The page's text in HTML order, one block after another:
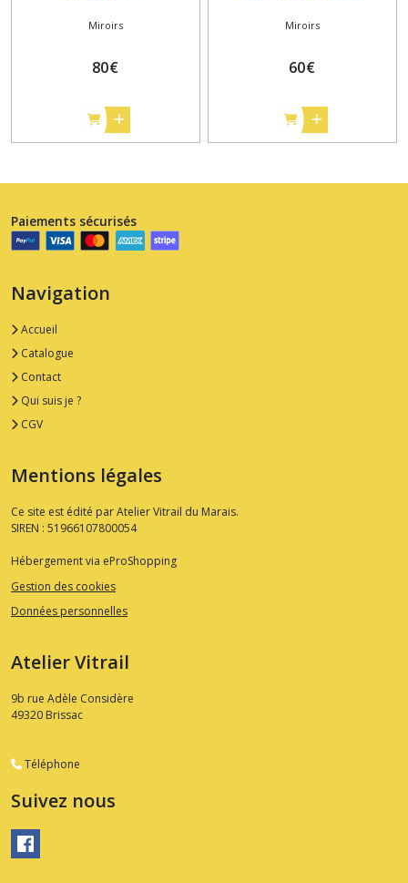
Miroirs
80€
Miroirs
60€
Paiements sécurisés
Navigation
Accueil
Catalogue
Contact
Qui suis je ?
CGV
Mentions légales
Ce site est édité par Atelier Vitrail du Marais.
SIREN : 51966107800054
Hébergement via eProShopping
Gestion des cookies
Données personnelles
Atelier Vitrail
9b rue Adèle Considère
49320 Brissac
Téléphone
Suivez nous